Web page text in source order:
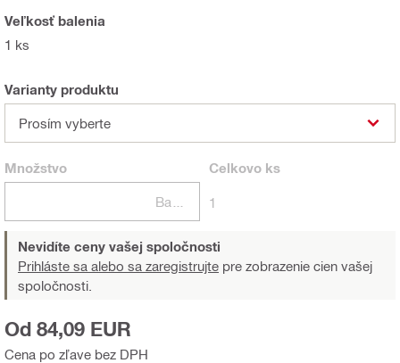
Veľkosť balenia
1 ks
Varianty produktu
Prosím vyberte
Množstvo Celkovo ks
1
Nevidíte ceny vašej spoločnosti
Prihláste sa alebo sa zaregistrujte pre zobrazenie cien vašej
spoločnosti.
Cena po zľave bez DPH
Od 84,09 EUR